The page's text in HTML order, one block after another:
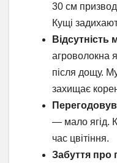
30 см
Кущі
Відсутність
агроволокна
після дощу.
захищає
— мало ягід.
час цвітіння.
Забуття про